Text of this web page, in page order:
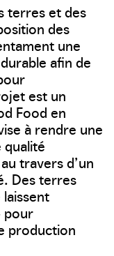
terres et des
des
une
afin de
est un
Food en
à rendre une
qualité
travers d’un
Des terres
pour
production